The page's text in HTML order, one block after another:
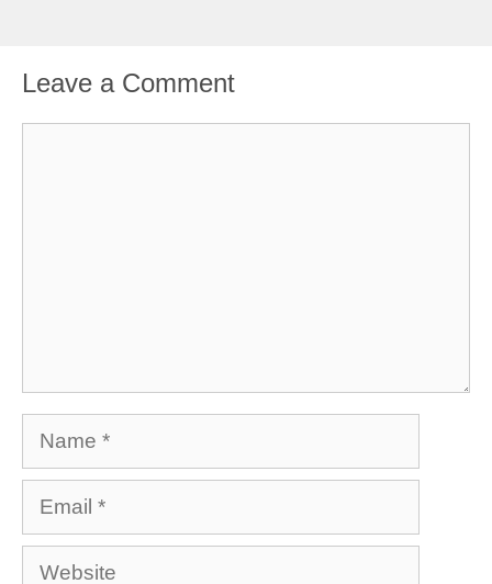
Leave a Comment
Name
Email
Website